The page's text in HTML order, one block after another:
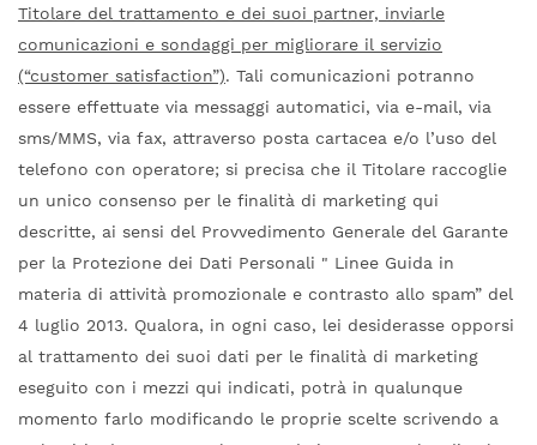
Titolare del trattamento e dei suoi partner, inviarle
comunicazioni e sondaggi per migliorare il servizio
(“customer satisfaction”). Tali comunicazioni potranno
essere effettuate via messaggi automatici, via e-mail, via
sms/MMS, via fax, attraverso posta cartacea e/o l’uso del
telefono con operatore; si precisa che il Titolare raccoglie
un unico consenso per le finalità di marketing qui
descritte, ai sensi del Provvedimento Generale del Garante
per la Protezione dei Dati Personali " Linee Guida in
materia di attività promozionale e contrasto allo spam” del
4 luglio 2013. Qualora, in ogni caso, lei desiderasse opporsi
al trattamento dei suoi dati per le finalità di marketing
eseguito con i mezzi qui indicati, potrà in qualunque
momento farlo modificando le proprie scelte scrivendo a